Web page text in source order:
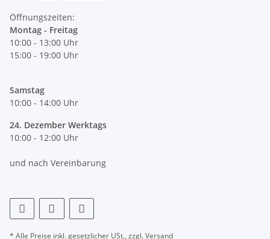
Öffnungszeiten:
Montag - Freitag
10:00 - 13:00 Uhr
15:00 - 19:00 Uhr
Samstag
10:00 - 14:00 Uhr
24. Dezember Werktags
10:00 - 12:00 Uhr
und nach Vereinbarung
* Alle Preise inkl. gesetzlicher USt., zzgl.Versand